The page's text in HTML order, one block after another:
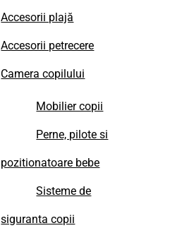
Accesorii plajă
Accesorii petrecere
Camera copilului
Mobilier copii
Perne, pilote si
pozitionatoare bebe
Sisteme de
siguranta copii